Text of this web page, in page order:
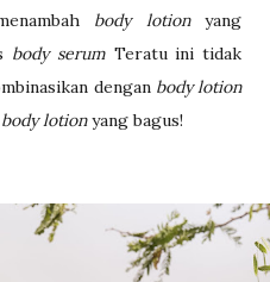
body lotionyang
body serum Teratu ini tidak
dengan body lotion
body lotionyang bagus!